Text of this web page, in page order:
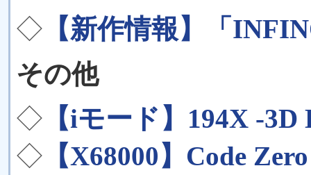
◇ 【新作情報】「
その他
◇ 【iモード】194X -
◇ 【X68000】Code